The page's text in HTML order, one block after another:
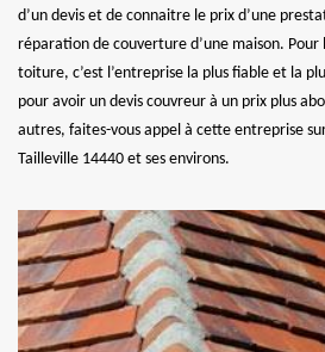
d’un devis et de connaitre le prix d’une
réparation de couverture d’une maison.
toiture, c’est l’entreprise la plus fiable et la
pour avoir un devis couvreur à un prix plus
autres, faites-vous appel à cette entreprise
Tailleville 14440 et ses environs.